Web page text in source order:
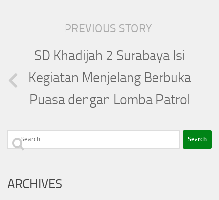
PREVIOUS STORY
SD Khadijah 2 Surabaya Isi
Kegiatan Menjelang Berbuka
Puasa dengan Lomba Patrol
Search
ARCHIVES